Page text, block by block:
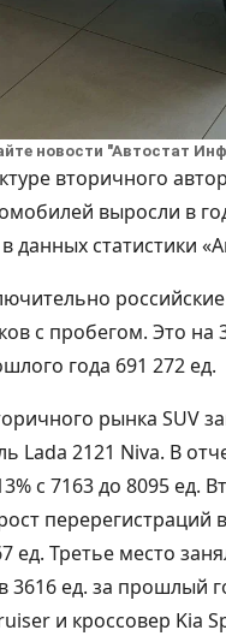
новости "Автостат
вторичного
выросли в
данных статистики
с пробегом. Это
года 691 272 ед.
рынка SUV
Lada 2121 Niva. В
с 7163 до 8095 ед.
ед. Третье место
3616 ед. за прошлый
и кроссовер Kia